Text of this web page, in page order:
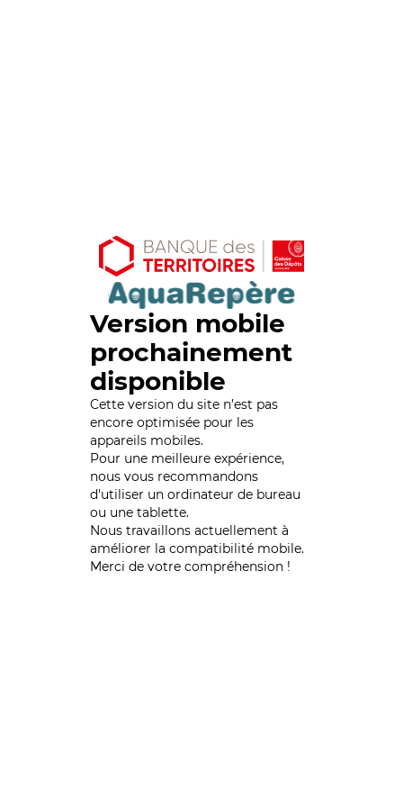
Version mobile
prochainement
disponible
Cette version du site n’est pas
encore optimisée pour les
appareils mobiles.
Pour une meilleure expérience,
nous vous recommandons
d'utiliser un ordinateur de bureau
ou une tablette.
Nous travaillons actuellement à
améliorer la compatibilité mobile.
Merci de votre compréhension !